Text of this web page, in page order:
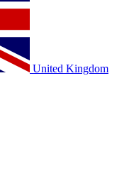
United Kingdom